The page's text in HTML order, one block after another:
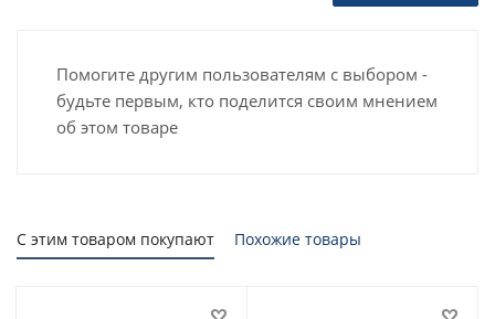
Помогите другим пользователям с выбором -
будьте первым, кто поделится своим мнением
об этом товаре
С этим товаром покупают Похожие товары